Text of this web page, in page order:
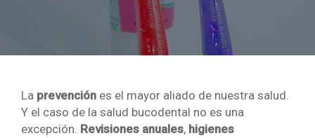
La prevención es el mayor aliado de nuestra salud.
Y el caso de la salud bucodental no es una
excepción. Revisiones anuales, higienes